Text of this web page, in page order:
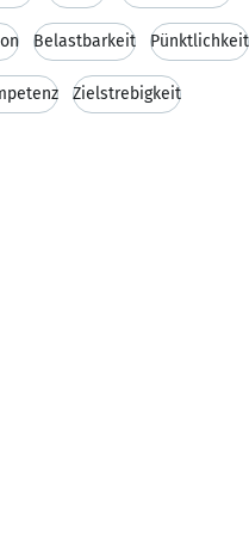
Belastbarkeit Pünktlichkeit
Zielstrebigkeit